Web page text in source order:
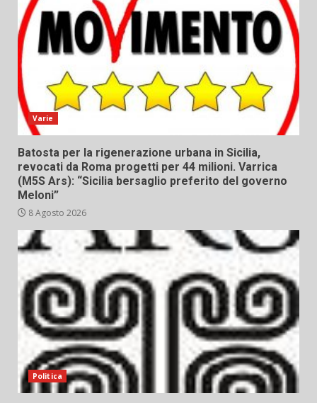
Varie
Batosta per la rigenerazione urbana in Sicilia,
revocati da Roma progetti per 44 milioni. Varrica
(M5S Ars): “Sicilia bersaglio preferito del governo
Meloni”
8 Agosto 2026
Politica